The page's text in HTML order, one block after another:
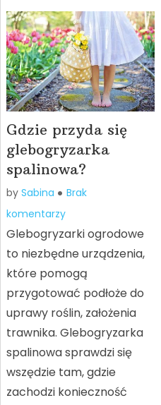
Gdzie przyda się
glebogryzarka
spalinowa?
by Sabina
Brak
komentarzy
Glebogryzarki ogrodowe
to niezbędne urządzenia,
które pomogą
przygotować podłoże do
uprawy roślin, założenia
trawnika. Glebogryzarka
spalinowa sprawdzi się
wszędzie tam, gdzie
zachodzi konieczność